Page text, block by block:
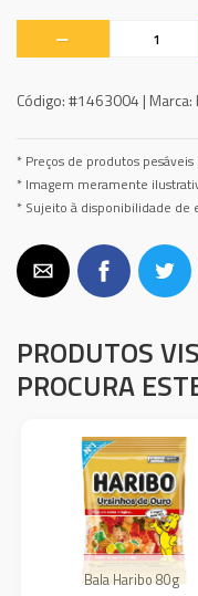
Código:#1463004 | Marca:
* Preços de produtos
* Imagem meramente
* Sujeito à disponibilidade de
PRODUTOS
PROCURA
Bala Haribo 80g